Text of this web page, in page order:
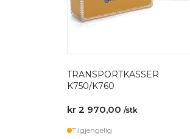
TRANSPORTKASSER
K750/K760
kr 2 970,00 /stk
Tilgjengelig